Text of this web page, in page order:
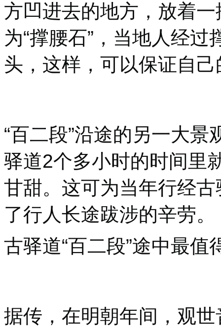
方凹进去的地方，放着
为“撑腰石”，当地人经
头，这样，可以保证自
“百二段”沿途的另一大景
驿道2个多小时的时间里
甘甜。这可为当年行经
了行人长途跋涉的辛劳。
古驿道“百二段”途中最值
据传，在明朝年间，观